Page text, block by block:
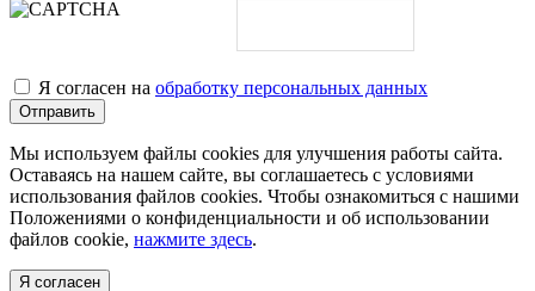
Я согласен на обработку персональных данных
Мы используем файлы cookies для улучшения работы сайта.
Оставаясь на нашем сайте, вы соглашаетесь с условиями
использования файлов cookies. Чтобы ознакомиться с нашими
Положениями о конфиденциальности и об использовании
файлов cookie, нажмите здесь.
Я согласен